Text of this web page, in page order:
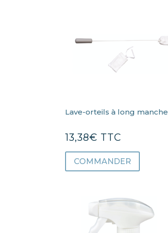
Lave-orteils à long manche
13,38€ TTC
COMMANDER